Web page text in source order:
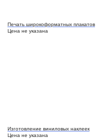
Печать широкоформатных плакатов
Цена не указана
Изготовление виниловых наклеек
Цена не указана